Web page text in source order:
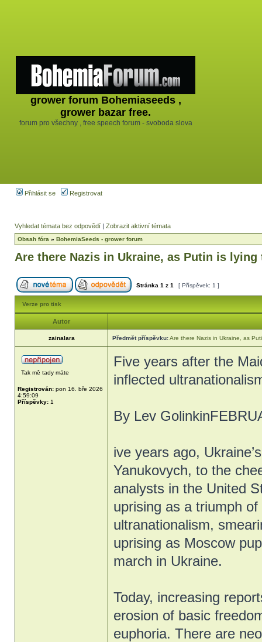
grower forum Bohemiaseeds ,
grower bazar free.
forum pro všechny , free speech forum - svoboda slova
Přihlásit se Registrovat
Vyhledat témata bez odpovědí | Zobrazit aktivní témata
Obsah fóra » BohemiaSeeds - grower forum
Are there Nazis in Ukraine, as Putin is lying
Stránka 1 z 1 [ Příspěvek: 1 ]
Verze pro tisk
Autor
zainalara Předmět příspěvku:Are there Nazis in Ukraine, as
Tak mě tady máte
Registrován: pon 16. bře 2026
4:59:09
Příspěvky: 1
Five years after the
inflected
By Lev
ive years ago,
Yanukovych, to the
analysts in the United
uprising as a triumph
ultranationalism,
uprising as Moscow
march in Ukraine.
Today, increasing
erosion of basic
euphoria. There are